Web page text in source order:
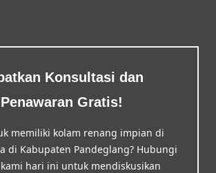
Konsultasi dan
Penawaran Gratis!
memiliki kolam renang impian di
di Kabupaten Pandeglang? Hubungi
hari ini untuk mendiskusikan